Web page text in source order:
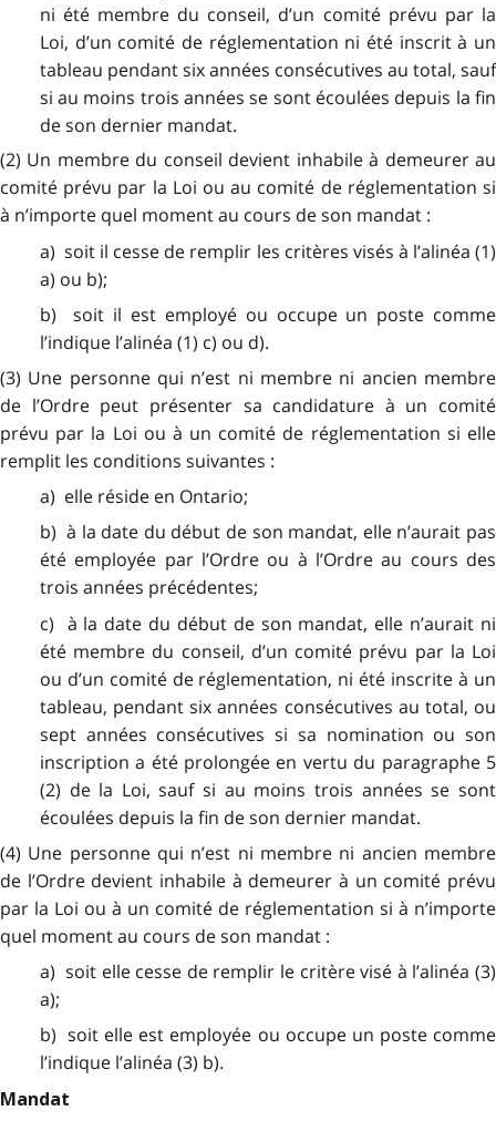
ni été membre du conseil, d’un comité prévu par la
Loi, d’un comité de réglementation ni été inscrit à un
tableau pendant six années consécutives au total, sauf
si au moins trois années se sont écoulées depuis la fin
de son dernier mandat.
(2) Un membre du conseil devient inhabile à demeurer au
comité prévu par la Loi ou au comité de réglementation si
à n’importe quel moment au cours de son mandat :
a) soit il cesse de remplir les critères visés à l’alinéa (1)
a) ou b);
b) soit il est employé ou occupe un poste comme
l’indique l’alinéa (1) c) ou d).
(3) Une personne qui n’est ni membre ni ancien membre
de l’Ordre peut présenter sa candidature à un comité
prévu par la Loi ou à un comité de réglementation si elle
remplit les conditions suivantes :
a) elle réside en Ontario;
b) à la date du début de son mandat, elle n’aurait pas
été employée par l’Ordre ou à l’Ordre au cours des
trois années précédentes;
c) à la date du début de son mandat, elle n’aurait ni
été membre du conseil, d’un comité prévu par la Loi
ou d’un comité de réglementation, ni été inscrite à un
tableau, pendant six années consécutives au total, ou
sept années consécutives si sa nomination ou son
inscription a été prolongée en vertu du paragraphe 5
(2) de la Loi, sauf si au moins trois années se sont
écoulées depuis la fin de son dernier mandat.
(4) Une personne qui n’est ni membre ni ancien membre
de l’Ordre devient inhabile à demeurer à un comité prévu
par la Loi ou à un comité de réglementation si à n’importe
quel moment au cours de son mandat :
a) soit elle cesse de remplir le critère visé à l’alinéa (3)
a);
b) soit elle est employée ou occupe un poste comme
l’indique l’alinéa (3) b).
Mandat